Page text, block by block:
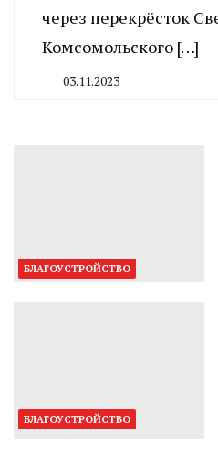
через перекрёсток
Комсомольского […]
03.11.2023
БЛАГОУСТРОЙСТВО
БЛАГОУСТРОЙСТВО